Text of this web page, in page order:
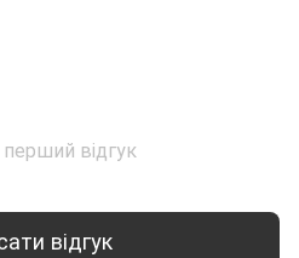
відгук
відгук